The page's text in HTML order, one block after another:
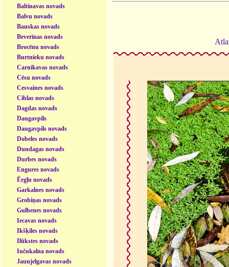
Baltinavas novads
Balvu novads
Bauskas novads
Beverīnas novads
Brocēnu novads
Burtnieku novads
Carnikavas novads
Cēsu novads
Cesvaines novads
Ciblas novads
Dagdas novads
Daugavpils
Daugavpils novads
Dobeles novads
Dundagas novads
Durbes novads
Engures novads
Ērgļu novads
Garkalnes novads
Grobiņas novads
Gulbenes novads
Iecavas novads
Ikšķiles novads
Ilūkstes novads
Inčukalna novads
Jaunjelgavas novads